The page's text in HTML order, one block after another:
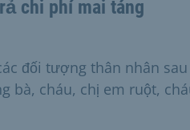
chi phí mai táng
đối tượng thân nhân sau
bà, cháu, chị em ruột,